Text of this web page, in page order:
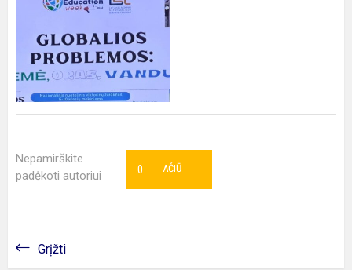
Nepamirškite
padėkoti autoriui
AČIŪ
0
Grįžti